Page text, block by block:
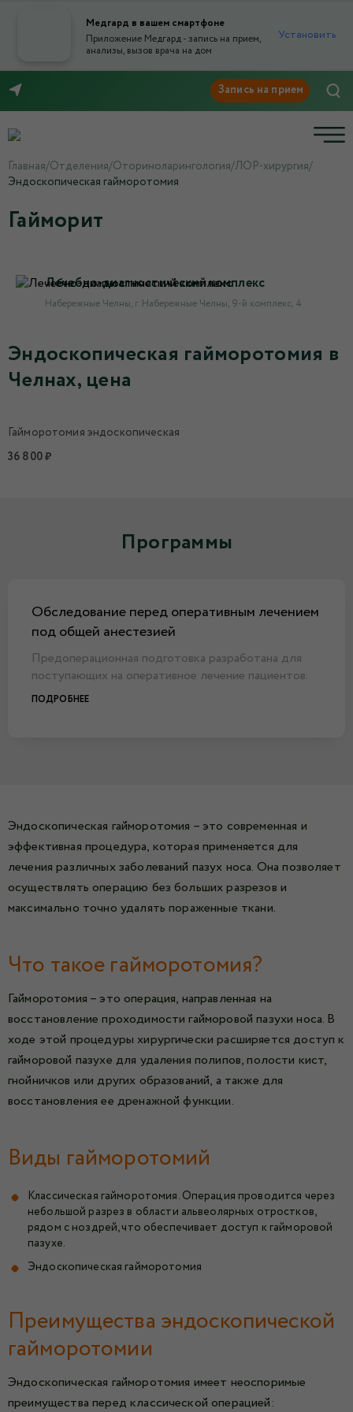
Медгард в вашем смартфоне
Приложение Медгард - запись на прием,
анализы, вызов врача на дом
Установить
Главная/Отделения/Оториноларингология/ЛОР-хирургия/
Эндоскопическая гайморотомия
Гайморит
Лечебно-диагностический комплекс
Набережные Челны, г. Набережные Челны, 9-й комплекс, 4
Эндоскопическая гайморотомия в
Челнах, цена
Гайморотомия эндоскопическая
36 800 ₽
Программы
Обследование перед оперативным лечением
под общей анестезией
Предоперационная подготовка разработана для
поступающих на оперативное лечение пациентов.
ПОДРОБНЕЕ
Эндоскопическая гайморотомия – это современная и
эффективная процедура, которая применяется для
лечения различных заболеваний пазух носа. Она позволяет
осуществлять операцию без больших разрезов и
максимально точно удалять пораженные ткани.
Что такое гайморотомия?
Гайморотомия – это операция, направленная на
восстановление проходимости гайморовой пазухи носа. В
ходе этой процедуры хирургически расширяется доступ к
гайморовой пазухе для удаления полипов, полости кист,
гнойничков или других образований, а также для
восстановления ее дренажной функции.
Виды гайморотомий
Классическая гайморотомия. Операция проводится через
небольшой разрез в области альвеолярных отростков,
рядом с ноздрей, что обеспечивает доступ к гайморовой
пазухе.
Эндоскопическая гайморотомия
Преимущества эндоскопической
гайморотомии
Эндоскопическая гайморотомия имеет неоспоримые
преимущества перед классической операцией: